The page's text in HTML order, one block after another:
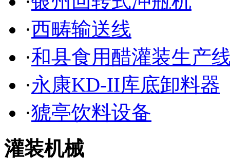
·西畴输送线
·和县食用醋灌装生产
·永康KD-II库底卸料器
·猇亭饮料设备
灌装机械